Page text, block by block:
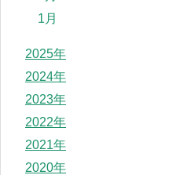
1月
2025年
2024年
2023年
2022年
2021年
2020年